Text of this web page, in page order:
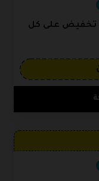
خصم نون فيصل السيف 15% تخفيض على كل